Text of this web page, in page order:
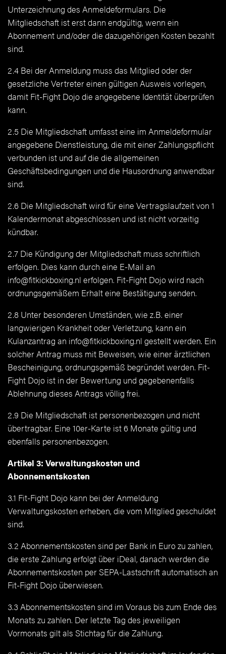
Unterzeichnung des Anmeldeformulars. Die
Mitgliedschaft ist erst dann endgültig, wenn ein
Abonnement und/oder die dazugehörigen Kosten bezahlt
sind.
2.4 Bei der Anmeldung muss das Mitglied oder der
gesetzliche Vertreter einen gültigen Ausweis vorlegen,
damit Fit-Fight Dojo die angegebene Identität überprüfen
kann.
2.5 Die Mitgliedschaft umfasst eine im Anmeldeformular
angegebene Dienstleistung, die mit einer Zahlungspflicht
verbunden ist und auf die die allgemeinen
Geschäftsbedingungen und die Hausordnung anwendbar
sind.
2.6 Die Mitgliedschaft wird für eine Vertragslaufzeit von 1
Kalendermonat abgeschlossen und ist nicht vorzeitig
kündbar.
2.7 Die Kündigung der Mitgliedschaft muss schriftlich
erfolgen. Dies kann durch eine E-Mail an
info@fitkickboxing.nl erfolgen. Fit-Fight Dojo wird nach
ordnungsgemäßem Erhalt eine Bestätigung senden.
2.8 Unter besonderen Umständen, wie z.B. einer
langwierigen Krankheit oder Verletzung, kann ein
Kulanzantrag an info@fitkickboxing.nl gestellt werden. Ein
solcher Antrag muss mit Beweisen, wie einer ärztlichen
Bescheinigung, ordnungsgemäß begründet werden. Fit-
Fight Dojo ist in der Bewertung und gegebenenfalls
Ablehnung dieses Antrags völlig frei.
2.9 Die Mitgliedschaft ist personenbezogen und nicht
übertragbar. Eine 10er-Karte ist 6 Monate gültig und
ebenfalls personenbezogen.
Artikel 3: Verwaltungskosten und
Abonnementskosten
3.1 Fit-Fight Dojo kann bei der Anmeldung
Verwaltungskosten erheben, die vom Mitglied geschuldet
sind.
3.2 Abonnementskosten sind per Bank in Euro zu zahlen,
die erste Zahlung erfolgt über iDeal, danach werden die
Abonnementskosten per SEPA-Lastschrift automatisch an
Fit-Fight Dojo überwiesen.
3.3 Abonnementskosten sind im Voraus bis zum Ende des
Monats zu zahlen. Der letzte Tag des jeweiligen
Vormonats gilt als Stichtag für die Zahlung.